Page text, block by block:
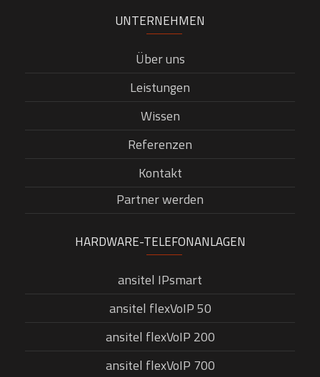
UNTERNEHMEN
Über uns
Leistungen
Wissen
Referenzen
Kontakt
Partner werden
HARDWARE-TELEFONANLAGEN
ansitel IPsmart
ansitel flexVoIP 50
ansitel flexVoIP 200
ansitel flexVoIP 700